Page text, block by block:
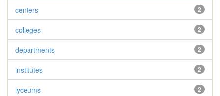
2
centers
2
colleges
2
departments
2
institutes
2
lyceums